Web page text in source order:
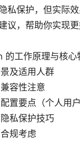
私保护，但实际
议，帮助你实现更
的工作原理与核心
及适用人群
容性注意
置要点（个人用
私保护技巧
规考虑